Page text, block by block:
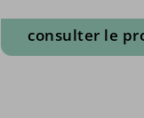
consulter le